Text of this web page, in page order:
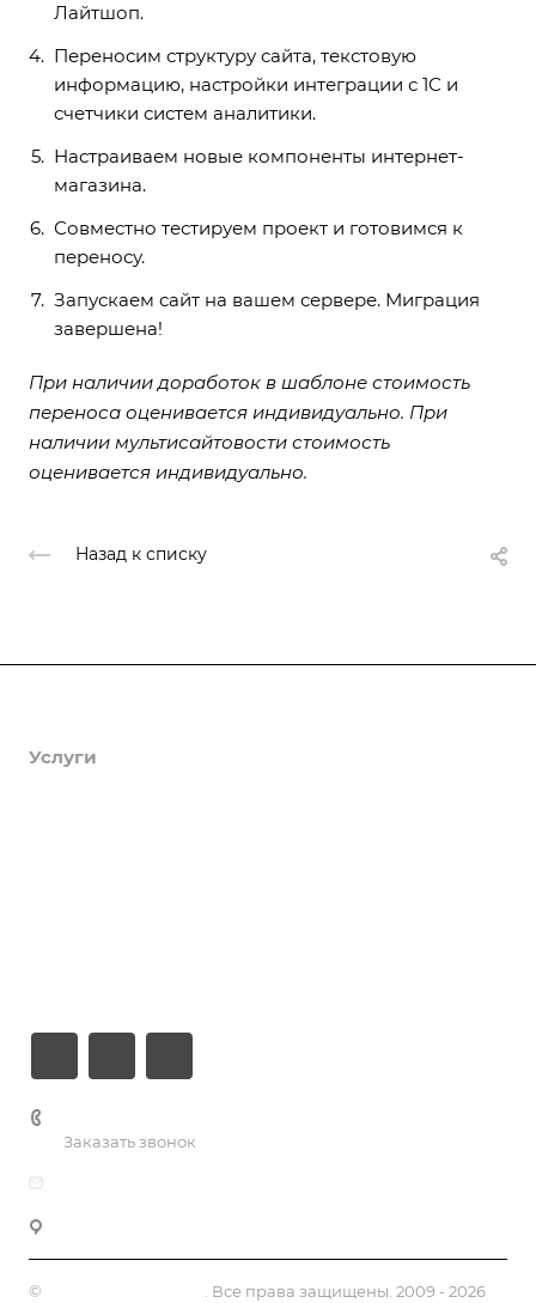
Лайтшоп.
Переносим структуру сайта, текстовую
информацию, настройки интеграции с 1С и
счетчики систем аналитики.
Настраиваем новые компоненты интернет-
магазина.
Совместно тестируем проект и готовимся к
переносу.
Запускаем сайт на вашем сервере. Миграция
завершена!
При наличии доработок в шаблоне стоимость
переноса оценивается индивидуально. При
наличии мультисайтовости стоимость
оценивается индивидуально.
Назад к списку
Услуги
Заказать звонок
© . Все права защищены. 2009 - 2026